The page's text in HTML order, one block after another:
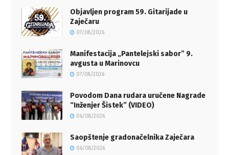
Objavljen program 59. Gitarijade u
Zaječaru
07/08/2026
Manifestacija „Pantelejski sabor” 9.
avgusta u Marinovcu
07/08/2026
Povodom Dana rudara uručene Nagrade
“Inženjer Šistek” (VIDEO)
06/08/2026
Saopštenje gradonačelnika Zaječara
06/08/2026